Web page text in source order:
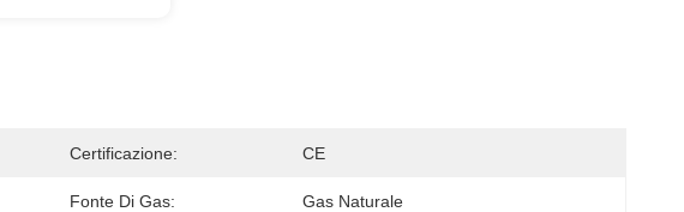
Certificazione: CE
Fonte Di Gas: Gas Naturale